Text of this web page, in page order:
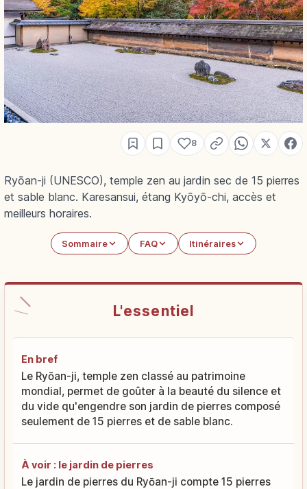
8
Ryōan-ji (UNESCO), temple zen au jardin sec de 15 pierres
et sable blanc. Karesansui, étang Kyōyō-chi, accès et
meilleurs horaires.
Sommaire FAQ Itinéraires
L'essentiel
En bref
Le Ryōan-ji, temple zen classé au patrimoine
mondial, permet de goûter à la beauté du silence et
du vide qu'engendre son jardin de pierres composé
seulement de 15 pierres et de sable blanc.
À voir : le jardin de pierres
Le jardin de pierres du Ryōan-ji compte 15 pierres